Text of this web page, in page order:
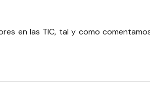
en las TIC, tal y como